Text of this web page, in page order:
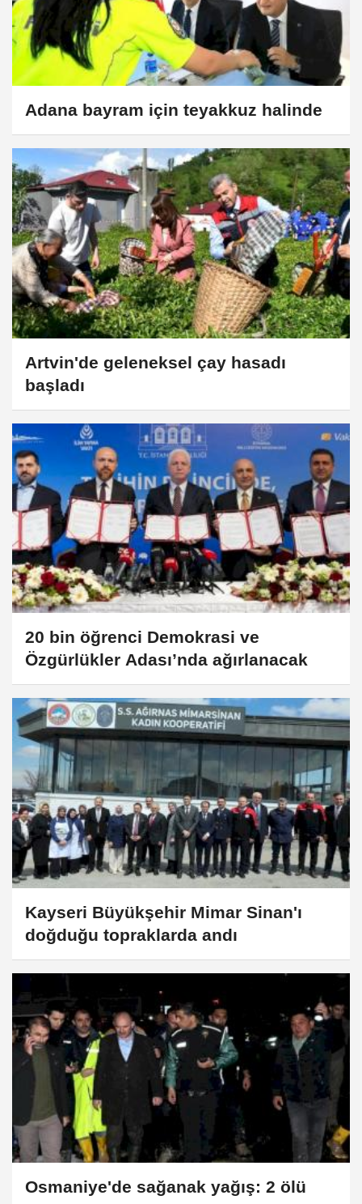
Adana bayram için teyakkuz halinde
Artvin'de geleneksel çay hasadı
başladı
20 bin öğrenci Demokrasi ve
Özgürlükler Adası’nda ağırlanacak
Kayseri Büyükşehir Mimar Sinan'ı
doğduğu topraklarda andı
Osmaniye'de sağanak yağış: 2 ölü